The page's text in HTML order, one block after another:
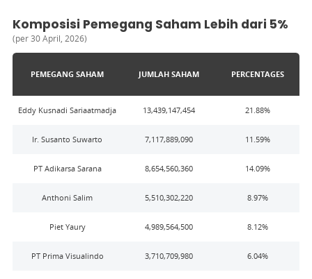
Komposisi Pemegang Saham Lebih dari 5%
(per 30 April, 2026)
PEMEGANG SAHAM JUMLAH SAHAM PERCENTAGES
Eddy Kusnadi Sariaatmadja 13,439,147,454 21.88%
Ir. Susanto Suwarto 7,117,889,090 11.59%
PT Adikarsa Sarana 8,654,560,360 14.09%
Anthoni Salim 5,510,302,220 8.97%
Piet Yaury 4,989,564,500 8.12%
PT Prima Visualindo 3,710,709,980 6.04%